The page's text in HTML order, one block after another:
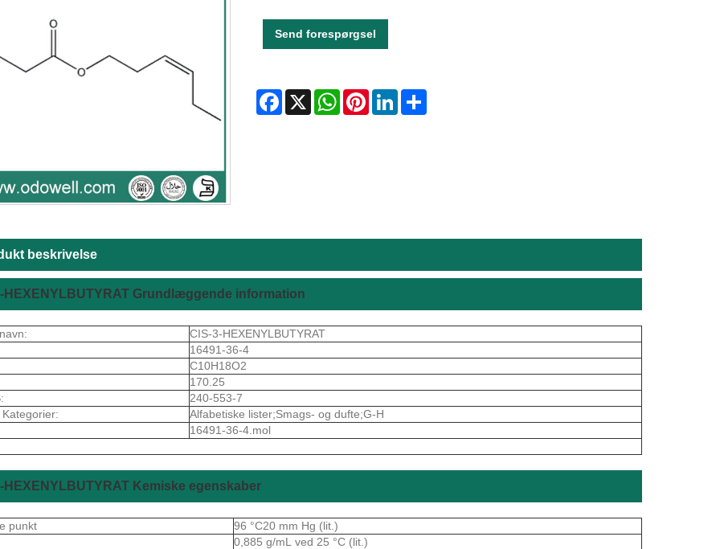
Send forespørgsel
Facebook
X WhatsAppPinterestLinkedInShare
beskrivelse
HEXENYLBUTYRAT Grundlæggende information
CIS-3-HEXENYLBUTYRAT
16491-36-4
C10H18O2
170.25
240-553-7
Alfabetiske lister;Smags- og dufte;G-H
16491-36-4.mol
HEXENYLBUTYRAT Kemiske egenskaber
punkt
96 °C20 mm Hg (lit.)
0,885 g/mL ved 25 °C (lit.)